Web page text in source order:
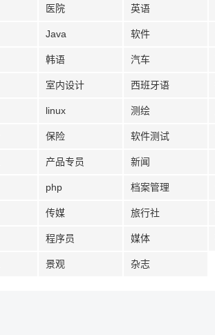
医院 英语
Java 软件
韩语 汽车
室内设计 西班牙语
linux 测绘
保险 软件测试
产品专员 新闻
php 档案管理
传媒 旅行社
程序员 媒体
景观 杂志